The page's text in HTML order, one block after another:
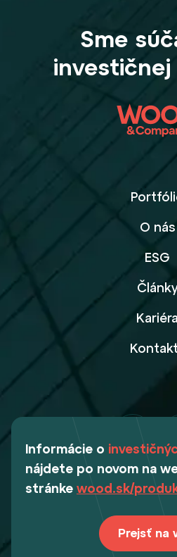
Informácie o
nájdete po novom na
stránke wood.sk/
Prejsť na
Sme
O nás
ESG
Kariéra
Webdesign